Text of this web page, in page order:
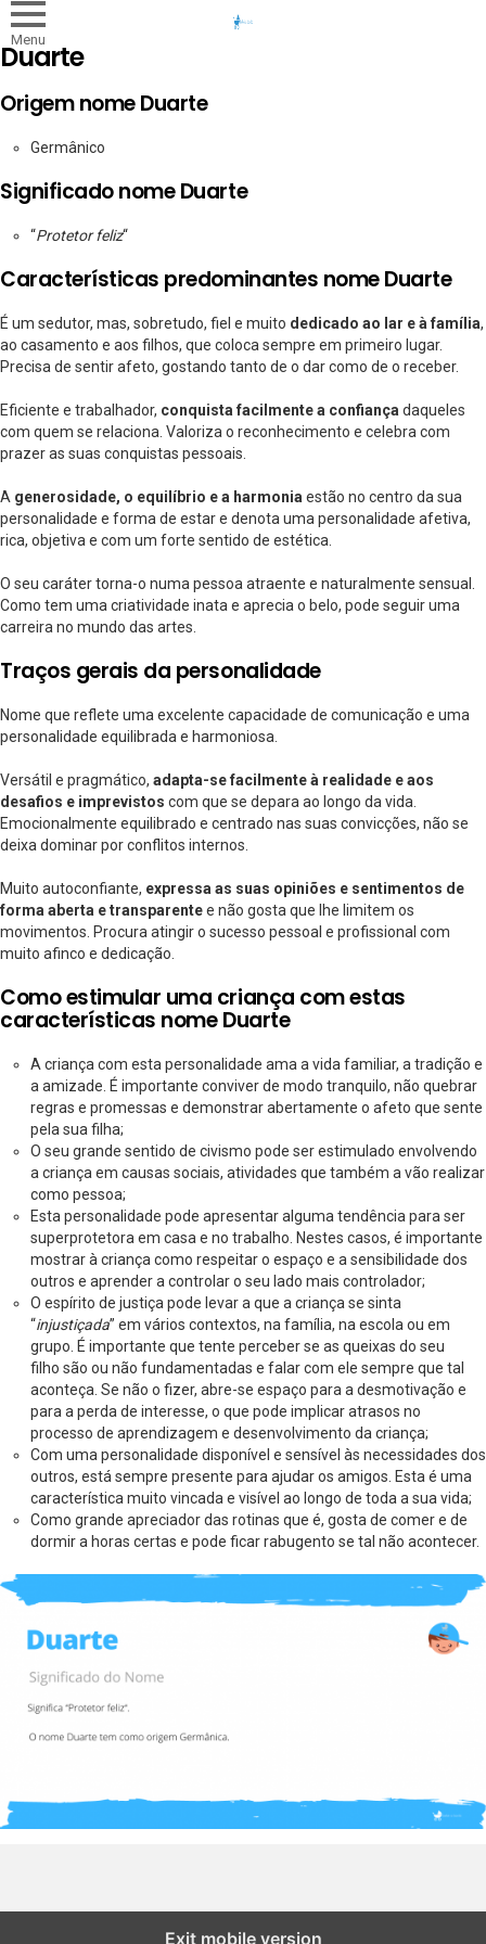
Menu
Duarte
Origem nome Duarte
Germânico
Significado nome Duarte
“Protetor feliz“
Características predominantes nome Duarte
É um sedutor, mas, sobretudo, fiel e muito dedicado ao lar e à família,
ao casamento e aos filhos, que coloca sempre em primeiro lugar.
Precisa de sentir afeto, gostando tanto de o dar como de o receber.
Eficiente e trabalhador, conquista facilmente a confiança daqueles
com quem se relaciona. Valoriza o reconhecimento e celebra com
prazer as suas conquistas pessoais.
A generosidade, o equilíbrio e a harmonia estão no centro da sua
personalidade e forma de estar e denota uma personalidade afetiva,
rica, objetiva e com um forte sentido de estética.
O seu caráter torna-o numa pessoa atraente e naturalmente sensual.
Como tem uma criatividade inata e aprecia o belo, pode seguir uma
carreira no mundo das artes.
Traços gerais da personalidade
Nome que reflete uma excelente capacidade de comunicação e uma
personalidade equilibrada e harmoniosa.
Versátil e pragmático, adapta-se facilmente à realidade e aos
desafios e imprevistos com que se depara ao longo da vida.
Emocionalmente equilibrado e centrado nas suas convicções, não se
deixa dominar por conflitos internos.
Muito autoconfiante, expressa as suas opiniões e sentimentos de
forma aberta e transparentee não gosta que lhe limitem os
movimentos. Procura atingir o sucesso pessoal e profissional com
muito afinco e dedicação.
Como estimular uma criança com estas
características nome Duarte
A criança com esta personalidade ama a vida familiar, a tradição e
a amizade. É importante conviver de modo tranquilo, não quebrar
regras e promessas e demonstrar abertamente o afeto que sente
pela sua filha;
O seu grande sentido de civismo pode ser estimulado envolvendo
a criança em causas sociais, atividades que também a vão realizar
como pessoa;
Esta personalidade pode apresentar alguma tendência para ser
superprotetora em casa e no trabalho. Nestes casos, é importante
mostrar à criança como respeitar o espaço e a sensibilidade dos
outros e aprender a controlar o seu lado mais controlador;
O espírito de justiça pode levar a que a criança se sinta
“injustiçada” em vários contextos, na família, na escola ou em
grupo. É importante que tente perceber se as queixas do seu
filho são ou não fundamentadas e falar com ele sempre que tal
aconteça. Se não o fizer, abre-se espaço para a desmotivação e
para a perda de interesse, o que pode implicar atrasos no
processo de aprendizagem e desenvolvimento da criança;
Com uma personalidade disponível e sensível às necessidades dos
outros, está sempre presente para ajudar os amigos. Esta é uma
característica muito vincada e visível ao longo de toda a sua vida;
Como grande apreciador das rotinas que é, gosta de comer e de
dormir a horas certas e pode ficar rabugento se tal não acontecer.
Exit mobile version